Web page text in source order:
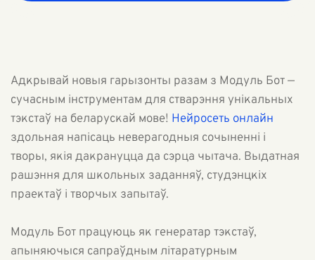
Адкрывай новыя гарызонты разам з Модуль Бот —
сучасным інструментам для стварэння унікальных
тэкстаў на беларускай мове! Нейросеть онлайн
здольная напісаць неверагодныя сочыненні і
творы, якія дакрануцца да сэрца чытача. Выдатная
рашэння для школьных заданняў, студэнцкіх
праектаў і творчых запытаў.
Модуль Бот працуюць як генератар тэкстаў,
апыняючыся сапраўдным літаратурным